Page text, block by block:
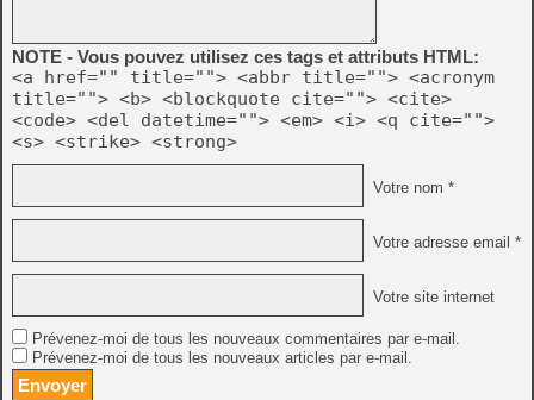
NOTE - Vous pouvez utilisez ces tags et attributs HTML:
<a href="" title=""> <abbr title=""> <acronym
title=""> <b> <blockquote cite=""> <cite>
<code> <del datetime=""> <em> <i> <q cite="">
<s> <strike> <strong>
Votre nom *
Votre adresse email *
Votre site internet
Prévenez-moi de tous les nouveaux commentaires par e-mail.
Prévenez-moi de tous les nouveaux articles par e-mail.